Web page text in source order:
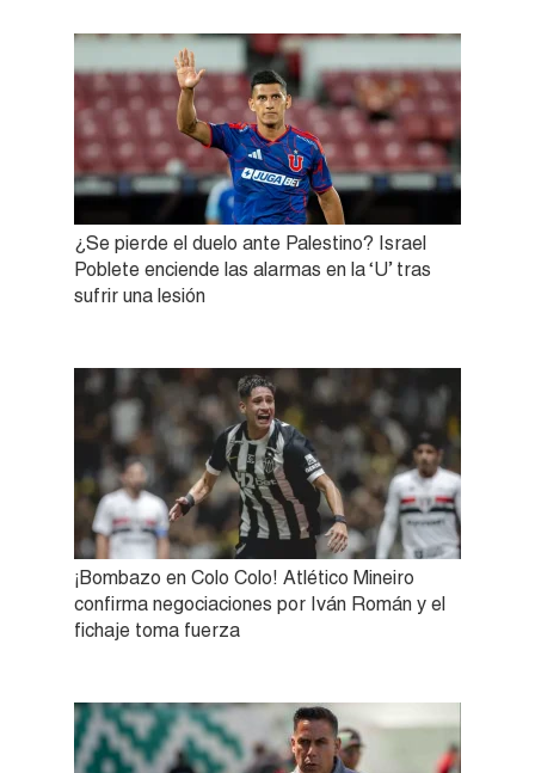
¿Se pierde el duelo ante Palestino? Israel
Poblete enciende las alarmas en la ‘U’ tras
sufrir una lesión
¡Bombazo en Colo Colo! Atlético Mineiro
confirma negociaciones por Iván Román y el
fichaje toma fuerza